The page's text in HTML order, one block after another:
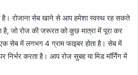
है। रोजाना सेब खाने से आप हमेशा स्वस्थ रह सकते
है, जो रोज की जरूरत को कुछ मात्रा में पूरा कर
सेब में लगभग 4 ग्राम फाइबर होता है। सेब में
करता है। आप रोज सुबह या मिड मॉर्निंग में